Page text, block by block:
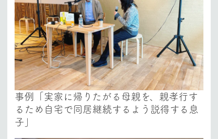
事例「実家に帰りたがる母親を、親孝行す
るため自宅で同居継続するよう説得する息
子」